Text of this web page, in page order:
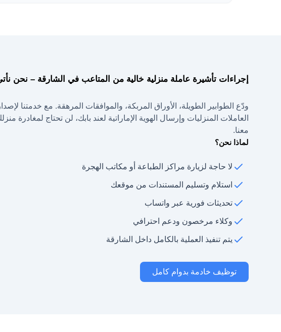
إجراءات تأشيرة عاملة منزلية خالية من المتاعب في الشارقة – نحن
ودّع الطوابير الطويلة، الأوراق المربكة، والموافقات المرهقة. مع خدمتنا
العاملات المنزليات وإرسال الهوية الإماراتية لعند بابك، لن تحتاج لمغادرة
معنا.
لماذا نحن؟
لا حاجة لزيارة مراكز الطباعة أو مكاتب الهجرة
استلام وتسليم المستندات من موقعك
تحديثات فورية عبر واتساب
وكلاء مرخصون ودعم احترافي
يتم تنفيذ العملية بالكامل داخل الشارقة
توظيف خادمة بدوام كامل